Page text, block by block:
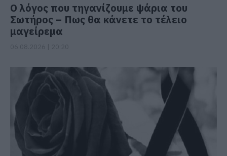
Ο λόγος που τηγανίζουμε ψάρια του
Σωτήρος – Πως θα κάνετε το τέλειο
μαγείρεμα